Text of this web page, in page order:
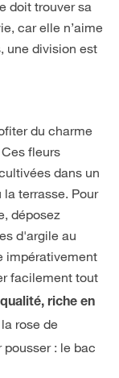
doit trouver sa
car elle n’aime
une division est
du charme
fleurs
dans un
terrasse. Pour
déposez
d'argile au
impérativement
facilement tout
riche en
rose de
: le bac